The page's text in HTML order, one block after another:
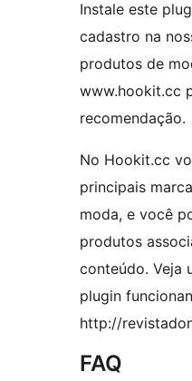
Instale este
cadastro na
produtos de
www.hookit.cc
recomendação.
No Hookit.cc
principais
moda, e você
produtos
conteúdo. Veja
plugin
http://
FAQ